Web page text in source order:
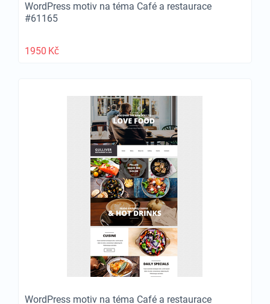
WordPress motiv na téma Café a restaurace
#61165
1950 Kč
WordPress motiv na téma Café a restaurace